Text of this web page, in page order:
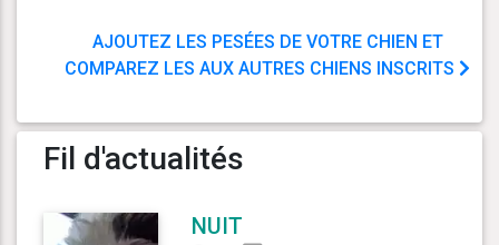
AJOUTEZ LES PESÉES DE VOTRE CHIEN ET
COMPAREZ LES AUX AUTRES CHIENS INSCRITS
Fil d'actualités
NUIT